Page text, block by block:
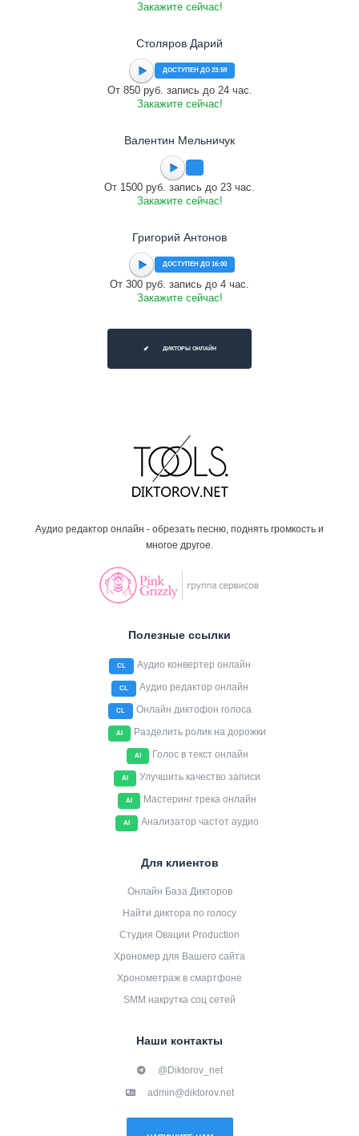
Закажите сейчас!
Столяров Дарий
ДОСТУПЕН ДО 23:59
От 850 руб. запись до 24 час.
Закажите сейчас!
Валентин Мельничук
От 1500 руб. запись до 23 час.
Закажите сейчас!
Григорий Антонов
ДОСТУПЕН ДО 16:00
От 300 руб. запись до 4 час.
Закажите сейчас!
ДИКТОРЫ ОНЛАЙН
Аудио редактор онлайн - обрезать песню, поднять громкость и
многое другое.
Полезные ссылки
CL Аудио конвертер онлайн
CL Аудио редактор онлайн
CL Онлайн диктофон голоса
AI Разделить ролик на дорожки
AI Голос в текст онлайн
AI Улучшить качество записи
AI Мастеринг трека онлайн
AI Анализатор частот аудио
Для клиентов
Онлайн База Дикторов
Найти диктора по голосу
Студия Овации Production
Хрономер для Вашего сайта
Хронометраж в смартфоне
SMM накрутка соц сетей
Наши контакты
@Diktorov_net
admin@diktorov.net